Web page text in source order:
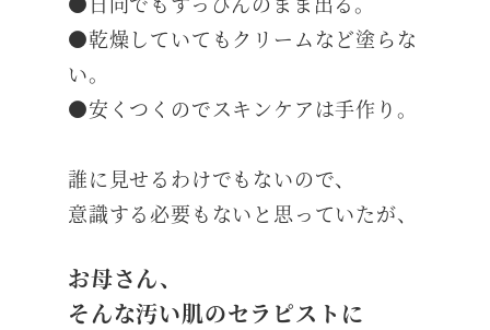
●乾燥していてもクリームなど塗らな
い。
●安くつくのでスキンケアは手作り。
誰に見せるわけでもないので、
意識する必要もないと思っていたが、
お母さん、
そんな汚い肌のセラピストに